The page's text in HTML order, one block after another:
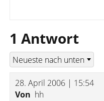
1 Antwort
28. April 2006 | 15:54
Von hh